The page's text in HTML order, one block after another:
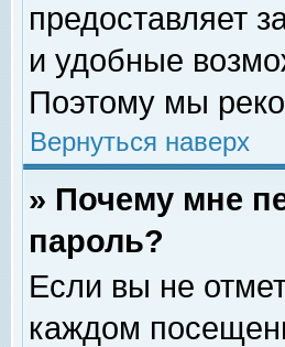
предоставляет
и удобные
Поэтому мы
Вернуться наверх
» Почему мне
пароль?
Если вы не
каждом